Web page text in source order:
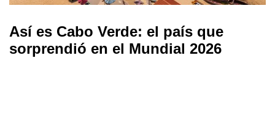
Así es Cabo Verde: el país que
sorprendió en el Mundial 2026